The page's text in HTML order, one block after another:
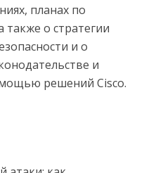
планах по
также о стратегии
и о
и
решений Cisco.